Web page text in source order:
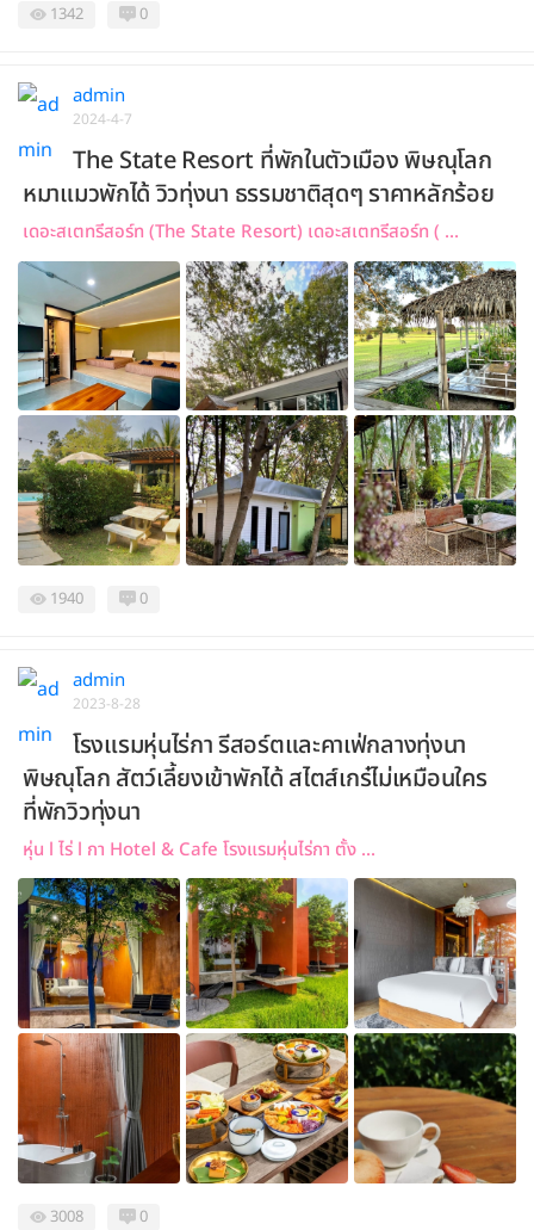
1342 0
admin
2024-4-7
The State Resort ที่พักในตัวเมือง พิษณุโลก
หมาแมวพักได้ วิวทุ่งนา ธรรมชาติสุดๆ ราคาหลักร้อย
เดอะสเตทรีสอร์ท (The State Resort) เดอะสเตทรีสอร์ท ( ...
1940 0
admin
2023-8-28
โรงแรมหุ่นไร่กา รีสอร์ตและคาเฟ่กลางทุ่งนา
พิษณุโลก สัตว์เลี้ยงเข้าพักได้ สไตส์เกร๋ไม่เหมือนใคร
ที่พักวิวทุ่งนา
หุ่น l ไร่ l กา Hotel & Cafe โรงแรมหุ่นไร่กา ตั้ง ...
3008 0